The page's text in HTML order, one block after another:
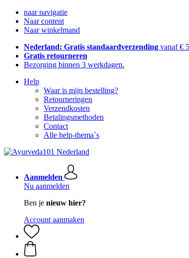
naar navigatie
Naar content
Naar winkelmand
Nederland: Gratis standaardverzending vanaf €
Gratis retourneren
Bezorging binnen 3 werkdagen.
Help
Waar is mijn bestelling?
Retourneringen
Verzendkosten
Betalingsmethoden
Contact
Alle help-thema`s
Aanmelden
Nu aanmelden
Ben je nieuw hier?
Account aanmaken